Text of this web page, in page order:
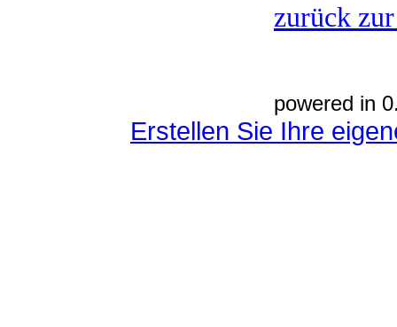
zurück
powered in
Erstellen Sie Ihre